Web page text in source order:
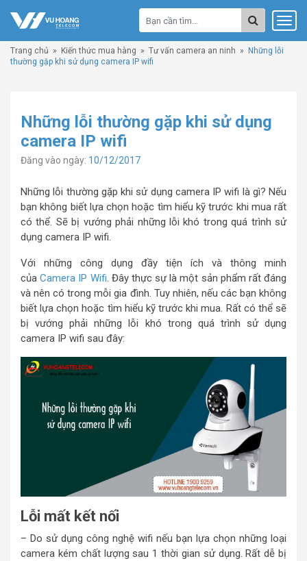
Trang chủ » Kiến thức mua hàng » Tư vấn camera an ninh »
Những lỗi
thường gặp khi sử dụng camera IP wifi
Những lỗi thường gặp khi sử dụng
camera IP wifi
Đăng vào ngày: 10/12/2017
Những lỗi thường gặp khi sử dụng camera IP wifi là gì? Nếu
bạn không biết lựa chọn hoặc tìm hiểu kỹ trước khi mua rất
có thể. Sẽ bị vướng phải những lỗi khó trong quá trình sử
dụng camera IP wifi.
Với những công dụng đầy tiện ích và thông minh
củaCamera IP Wifi. Đây thực sự là một sản phẩm rất đáng
và nên có trong mỗi gia đình. Tuy nhiên, nếu các bạn không
biết lựa chọn hoặc tìm hiểu kỹ trước khi mua. Rất có thể sẽ
bị vướng phải những lỗi khó trong quá trình sử dụng
camera IP wifi sau đây:
Lỗi mất kết nối
– Do sử dụng công nghệ wifi nếu bạn lựa chọn những loại
camera kém chất lượng sau 1 thời gian sử dụng. Rất dễ bị